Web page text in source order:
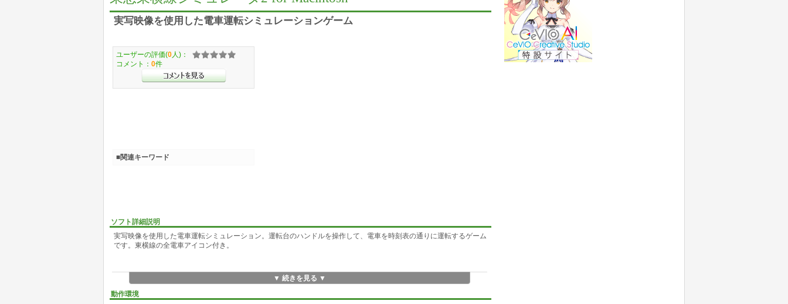
実写映像を使用した電車運転シミュレーションゲーム
ソフト詳細説明
実写映像を使用した電車運転シミュレーション。運転台のハンドルを操作して、電車を時刻表の通りに運転するゲーム
です。東横線の全電車アイコン付き。
▼ 続きを見る ▼
動作環境
ユーザーの評価(0 人)：
コメント： 0件
■関連キーワード